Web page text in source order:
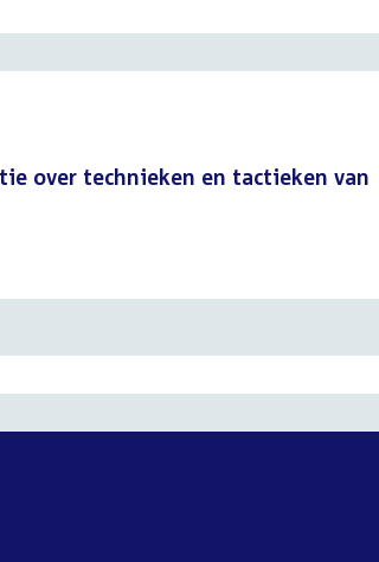
over technieken en tactieken van